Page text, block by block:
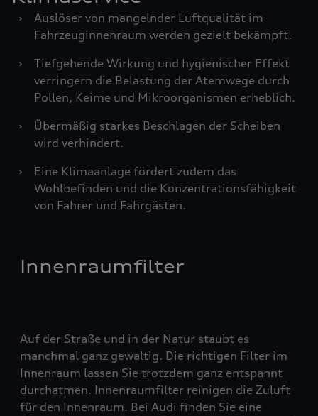
›
Auslöser von mangelnder Luftqualität im
Fahrzeuginnenraum werden gezielt bekämpft.
›
Tiefgehende Wirkung und hygienischer Effekt
verringern die Belastung der Atemwege durch
Pollen, Keime und Mikroorganismen erheblich.
›
Übermäßig starkes Beschlagen der Scheiben
wird verhindert.
›
Eine Klimaanlage fördert zudem das
Wohlbefinden und die Konzentrationsfähigkeit
von Fahrer und Fahrgästen.
Innenraumfilter
Auf der Straße und in der Natur staubt es
manchmal ganz gewaltig. Die richtigen Filter im
Innenraum lassen Sie trotzdem ganz entspannt
durchatmen. Innenraumfilter reinigen die Zuluft
für den Innenraum. Bei Audi finden Sie eine